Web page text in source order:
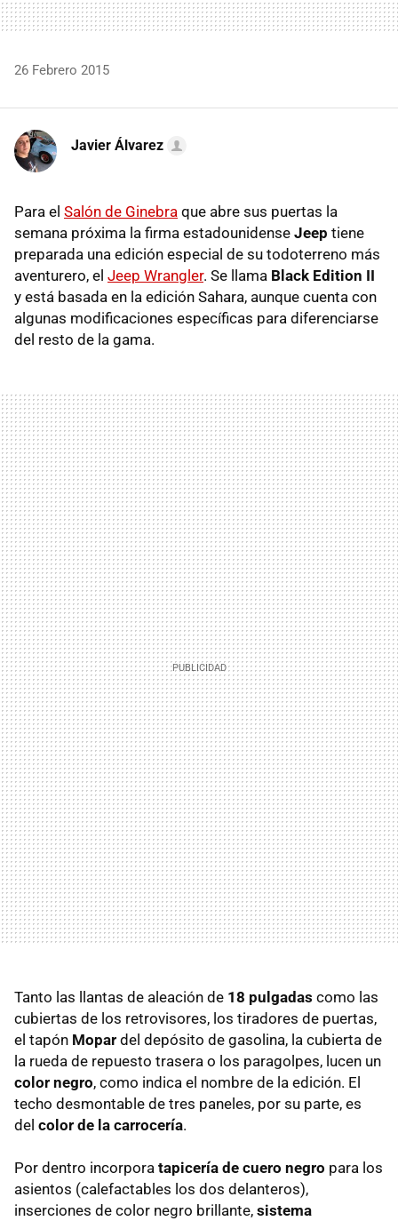
26 Febrero 2015
Javier Álvarez
Para el Salón de Ginebra que abre sus puertas la
semana próxima la firma estadounidense Jeep tiene
preparada una edición especial de su todoterreno más
aventurero, el Jeep Wrangler. Se llama Black Edition II
y está basada en la edición Sahara, aunque cuenta con
algunas modificaciones específicas para diferenciarse
del resto de la gama.
Tanto las llantas de aleación de 18 pulgadas como las
cubiertas de los retrovisores, los tiradores de puertas,
el tapón Mopar del depósito de gasolina, la cubierta de
la rueda de repuesto trasera o los paragolpes, lucen un
color negro, como indica el nombre de la edición. El
techo desmontable de tres paneles, por su parte, es
del color de la carrocería.
Por dentro incorpora tapicería de cuero negro para los
asientos (calefactables los dos delanteros),
inserciones de color negro brillante, sistema